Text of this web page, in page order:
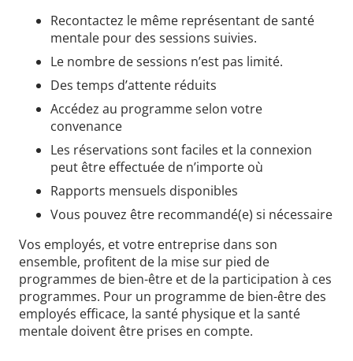
Recontactez le même représentant de santé
mentale pour des sessions suivies.
Le nombre de sessions n’est pas limité.
Des temps d’attente réduits
Accédez au programme selon votre
convenance
Les réservations sont faciles et la connexion
peut être effectuée de n’importe où
Rapports mensuels disponibles
Vous pouvez être recommandé(e) si nécessaire
Vos employés, et votre entreprise dans son
ensemble, profitent de la mise sur pied de
programmes de bien-être et de la participation à ces
programmes. Pour un programme de bien-être des
employés efficace, la santé physique et la santé
mentale doivent être prises en compte.